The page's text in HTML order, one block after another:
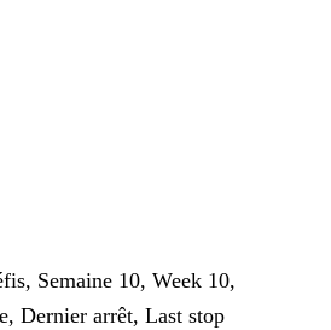
Semaine 10, Week 10,
Dernier arrêt, Last stop